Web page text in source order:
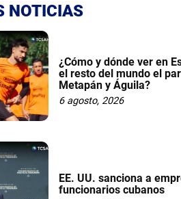
NOTICIAS
¿Cómo y dónde ver en
el resto del mundo el
Metapán y Águila?
6 agosto, 2026
EE. UU. sanciona a
funcionarios cubanos